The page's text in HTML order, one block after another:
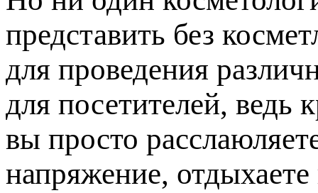
представить без
для проведения
для посетителей, ведь
вы просто
напряжение,